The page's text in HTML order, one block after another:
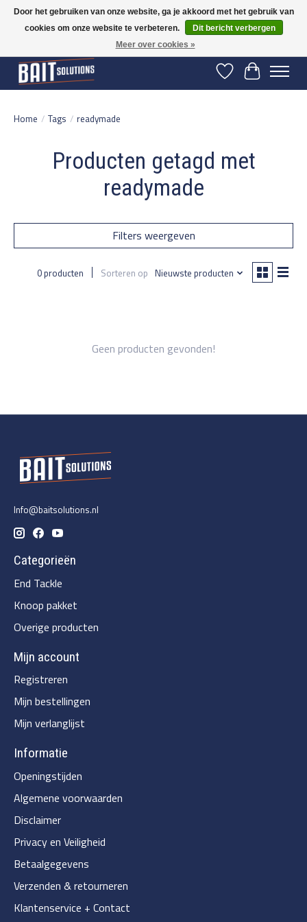
Gratis verzending vanaf 50 euro binnen NL | Op voorraad binnen 2-5 werkdagen
verzonden | België vanaf 70 euro gratis verzonden
Verlanglijst
Home / Tags / readymade
Producten getagd met
readymade
Filters weergeven
0 producten Sorteren op Nieuwste producten
Geen producten gevonden!
Info@baitsolutions.nl
Categorieën
End Tackle
Knoop pakket
Overige producten
Mijn account
Registreren
Mijn bestellingen
Mijn verlanglijst
Informatie
Openingstijden
Algemene voorwaarden
Disclaimer
Privacy en Veiligheid
Betaalgegevens
Verzenden & retourneren
Klantenservice + Contact
Door het gebruiken van onze website, ga je akkoord met het gebruik van
cookies om onze website te verbeteren.
Dit bericht verbergen
Meer over cookies »